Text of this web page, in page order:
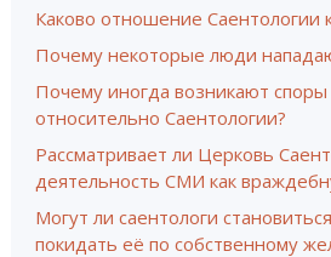
Каково отношение Саентологии
Почему некоторые люди
Почему иногда возникают споры
относительно Саентологии?
Рассматривает ли Церковь
деятельность СМИ как
Могут ли саентологи
покидать её по собственному